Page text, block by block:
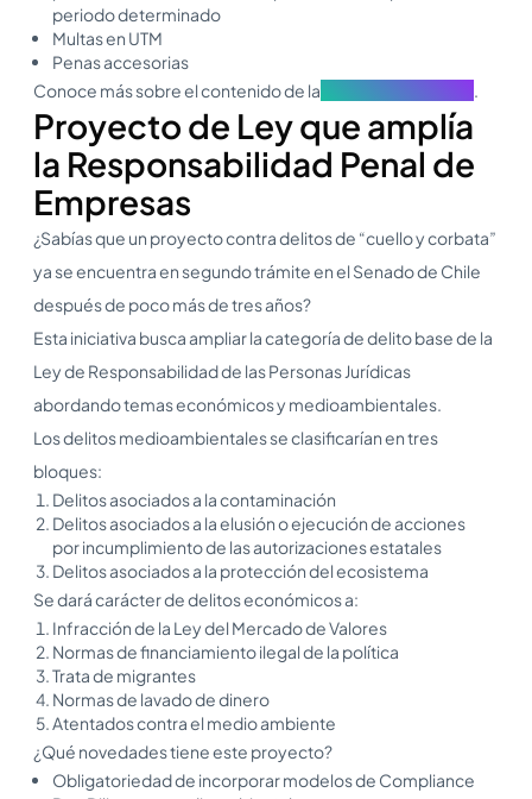
periodo determinado
Multas en UTM
Penas accesorias
Conoce más sobre el contenido de la
.
Proyecto de Ley que amplía
la Responsabilidad Penal de
Empresas
¿Sabías que un proyecto contra delitos de “cuello y corbata”
ya se encuentra en segundo trámite en el Senado de Chile
después de poco más de tres años?
Esta iniciativa busca ampliar la categoría de delito base de la
Ley de Responsabilidad de las Personas Jurídicas
abordando temas económicos y medioambientales.
Los delitos medioambientales se clasificarían en tres
bloques:
Delitos asociados a la contaminación
Delitos asociados a la elusión o ejecución de acciones
por incumplimiento de las autorizaciones estatales
Delitos asociados a la protección del ecosistema
Se dará carácter de delitos económicos a:
Infracción de la Ley del Mercado de Valores
Normas de financiamiento ilegal de la política
Trata de migrantes
Normas de lavado de dinero
Atentados contra el medio ambiente
¿Qué novedades tiene este proyecto?
Obligatoriedad de incorporar modelos de Compliance